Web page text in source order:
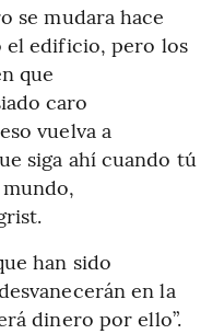
se mudara hace
el edificio, pero los
que
caro
vuelva a
siga ahí cuando tú
han sido
en la
dinero por ello”.